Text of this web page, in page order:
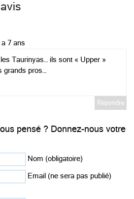
7 ans
Taurinyas… ils sont « Upper »
grands pros…
Répondre
pensé ? Donnez-nous votre
Nom (obligatoire)
Email (ne sera pas publié)